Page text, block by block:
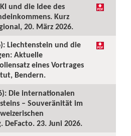
und die Idee des
Kurz
20. März 2026.
Liechtenstein und die
Aktuelle
eines Vortrages
Bendern.
Die internationalen
– Souveränität im
23. Juni 2026.